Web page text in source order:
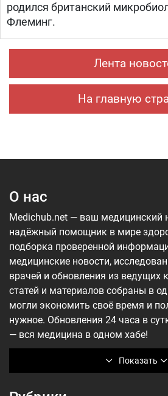
родился британский
Флеминг.
Лента
На главную
О нас
Показать
Medichub.net — ваш медицинский
надёжный помощник в мире
подборка проверенной
медицинские новости,
врачей и обновления из ведущих
статей и материалов собраны в
могли экономить своё время и
нужное. Обновления 24 часа в
— вся медицина в одном хабе!